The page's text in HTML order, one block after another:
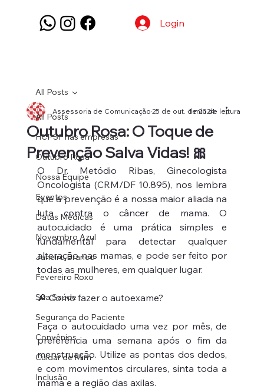
Login
All Posts
HCPSF nas empresas
Outubro Rosa
Nossa Equipe
Eventos
Datas Médicas
Novembro Azul
Janeiro Branco
Fevereiro Roxo
Sua Saúde
Segurança do Paciente
Convênios
Cuidar de Mim
Inclusão
All Posts
Outubro Rosa: O Toque de
Prevenção Salva Vidas! 🎀
Assessoria de Comunicação25 de out. de 20241 min de leitura
O Dr. Metódio Ribas, Ginecologista
Oncologista (CRM/DF 10.895), nos lembra
que a prevenção é a nossa maior aliada na
luta contra o câncer de mama. O
autocuidado é uma prática simples e
fundamental para detectar qualquer
alteração nas mamas, e pode ser feito por
todas as mulheres, em qualquer lugar.
🔎 Como fazer o autoexame?
Faça o autocuidado uma vez por mês, de
preferência uma semana após o fim da
menstruação. Utilize as pontas dos dedos,
e com movimentos circulares, sinta toda a
mama e a região das axilas.